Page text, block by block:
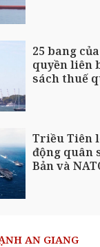
25 bang
quyền liên
sách thuế
Triều Tiên
động quân
Bản và
AN GIANG